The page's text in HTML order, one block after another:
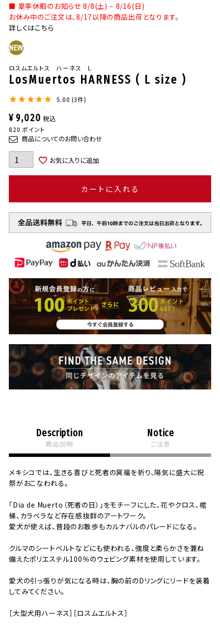
■ 夏季休暇のお知らせ 8/8(土) – 8/16(日)
お休み中のご注文は、8/17以降の商品出荷となります。
詳しくはこちら
ロスムエルトス ハーネス L
LosMuertos HARNESS ( L size )
5.00 3
¥ 9,020 税込
820 ポイント
商品についてのお問い合わせ
お気に入りに追加
カートに入れる
Description
商品説明
Notice
ご注意
メキシコでは、生きる喜びと死者の冥福を祈り、陽気に盛大に祝
祭がおこなわれる。
「Dia de Muerto（死者の日）」をモチーフにした、花やクロス、棺
桶、カラベラなど存在感抜群のアートワーク。
愛犬が使えば、普段のお散歩もカルナバルのパレードになる。
クルマのシートベルトなどにも使われる、強度と柔らかさを兼ね
備えたポリエステル100％のウェビング素材を使用しています。
愛犬の引っ張りが気になる時は、胸の前のDリングにリードを装着
してみてください。
［大型犬用ハーネス］［ロスムエルトス］